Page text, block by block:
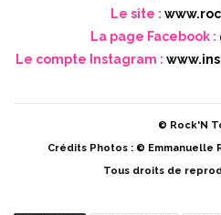
Le site :
La page Facebook :
Le compte Instagram :
© Rock'N
Crédits Photos : ©
Tous droits de